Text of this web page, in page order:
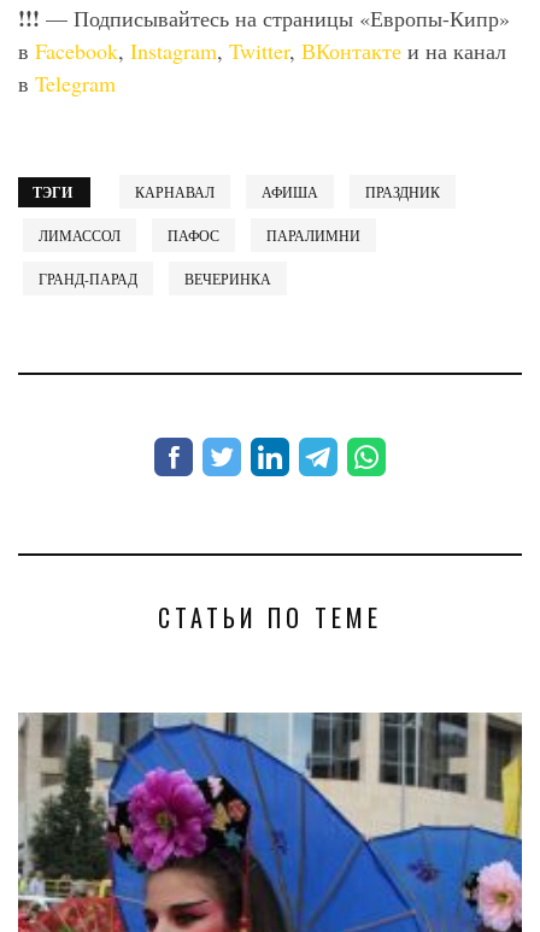
!!! — Подписывайтесь на страницы «Европы-Кипр»
в Facebook, Instagram, Twitter, ВКонтакте и на канал
в Telegram
ТЭГИ КАРНАВАЛ АФИША ПРАЗДНИК
ЛИМАССОЛ ПАФОС ПАРАЛИМНИ
ГРАНД-ПАРАД ВЕЧЕРИНКА
СТАТЬИ ПО ТЕМЕ